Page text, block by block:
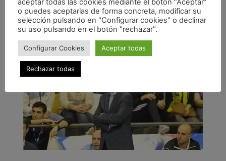
Pescamar
Mejor árbitro: Alejandro Martínez Flores
Mención especial a club o entidad: El
Pozo Murcia
o puedes aceptarlas de forma concreta, modificar su
selección pulsando en "Configurar cookies" o declinar
su uso pulsando en el botón "rechazar".
Configurar Cookies Aceptar todas
Rechazar todas